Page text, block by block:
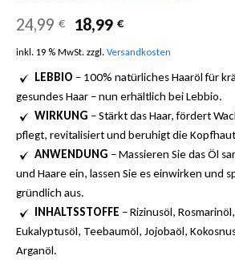
mit5.00
basierend
Kundenbewertungen
24,99 €
Ursprünglicher
war:
24,99 €
18,99€Aktueller
ist:
18,99 €.
inkl. 19 % MwSt. zzgl. Versandkosten
LEBBIO – 100% natürliches Haaröl für
gesundes Haar – nun erhältlich bei Lebbio.
WIRKUNG – Stärkt das Haar, fördert
pflegt, revitalisiert und beruhigt die
ANWENDUNG – Massieren Sie das Öl
und Haare ein, lassen Sie es einwirken und
gründlich aus.
INHALTSSTOFFE – Rizinusöl,
Eukalyptusöl, Teebaumöl, Jojobaöl,
Arganöl.